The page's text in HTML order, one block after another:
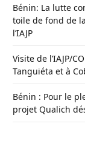
Bénin: La lutte
toile de fond de
l’IAJP
Visite de l’IAJP/
Tanguiéta et à
Bénin : Pour le
projet Qualich